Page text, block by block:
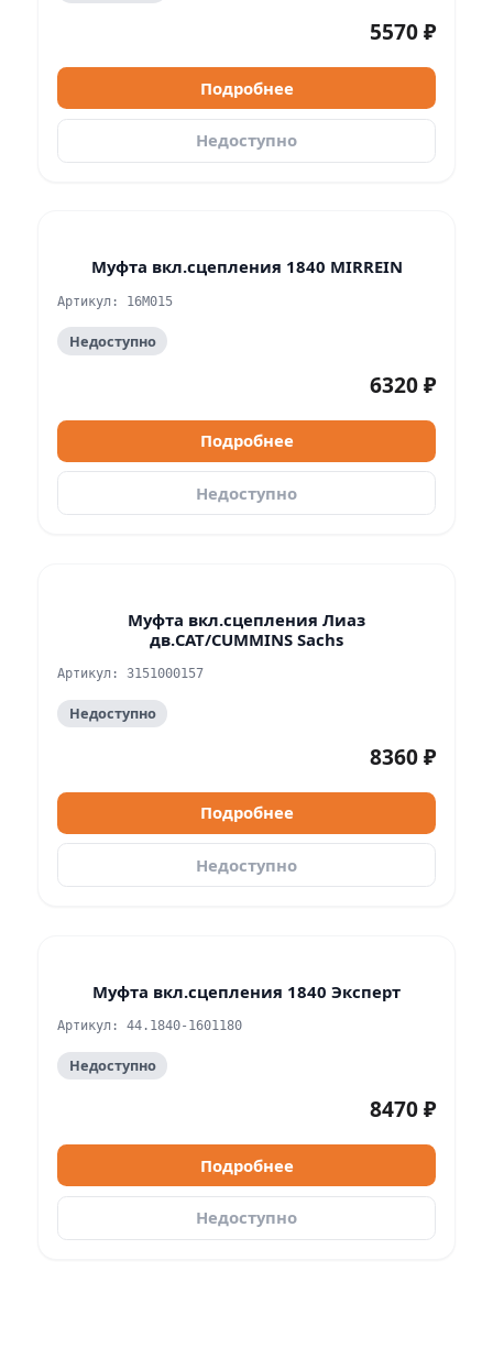
5570 ₽
Подробнее
Недоступно
Муфта вкл.сцепления 1840 MIRREIN
Артикул: 16M015
Недоступно
6320 ₽
Подробнее
Недоступно
Муфта вкл.сцепления Лиаз
дв.CAT/CUMMINS Sachs
Артикул: 3151000157
Недоступно
8360 ₽
Подробнее
Недоступно
Муфта вкл.сцепления 1840 Эксперт
Артикул: 44.1840-1601180
Недоступно
8470 ₽
Подробнее
Недоступно